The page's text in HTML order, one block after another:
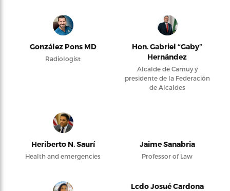
González Pons MD
Radiologist
Hon. Gabriel “Gaby”
Hernández
Alcalde de Camuy y
presidente de la Federación
de Alcaldes
Heriberto N. Saurí
Health and emergencies
Jaime Sanabria
Professor of Law
Lcdo Josué Cardona